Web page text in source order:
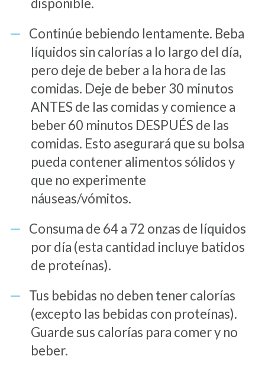
disponible.
Continúe bebiendo lentamente. Beba
líquidos sin calorías a lo largo del día,
pero deje de beber a la hora de las
comidas. Deje de beber 30 minutos
ANTES de las comidas y comience a
beber 60 minutos DESPUÉS de las
comidas. Esto asegurará que su bolsa
pueda contener alimentos sólidos y
que no experimente
náuseas/vómitos.
Consuma de 64 a 72 onzas de líquidos
por día (esta cantidad incluye batidos
de proteínas).
Tus bebidas no deben tener calorías
(excepto las bebidas con proteínas).
Guarde sus calorías para comer y no
beber.